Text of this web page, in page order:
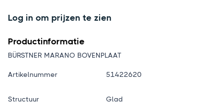
Log in om prijzen te zien
Productinformatie
BÜRSTNER MARANO BOVENPLAAT
Artikelnummer 51422620
Structuur Glad